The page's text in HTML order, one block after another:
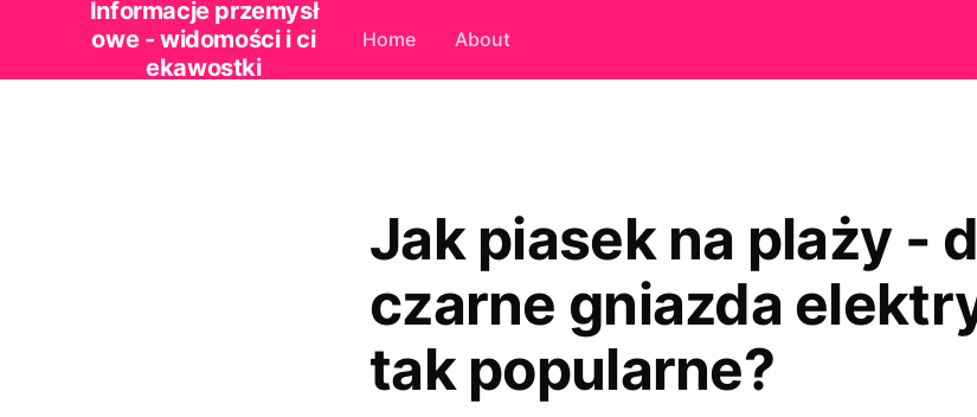
Informacje przemysł
owe - widomości i ci
ekawostki
Home About
Jak piasek na plaży -
czarne gniazda
tak popularne?